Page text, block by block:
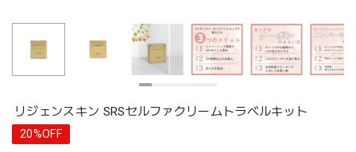
リジェンスキン SRSセルファクリームトラベルキット
20%OFF